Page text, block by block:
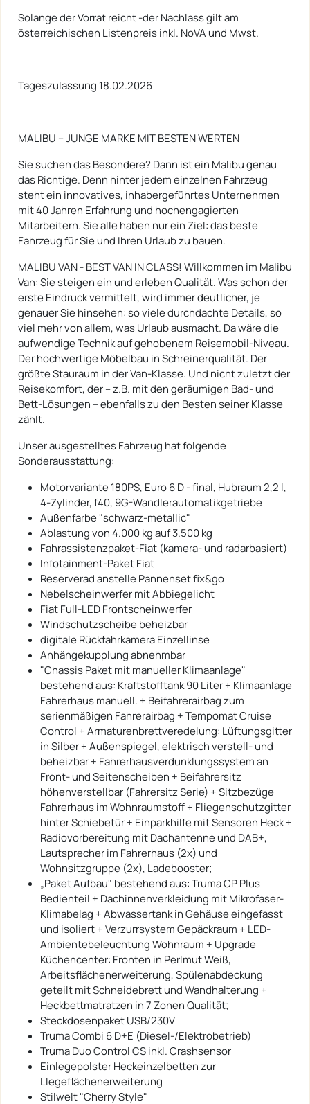
Solange der Vorrat reicht -der Nachlass gilt am
österreichischen Listenpreis inkl. NoVA und Mwst.
Tageszulassung 18.02.2026
MALIBU – JUNGE MARKE MIT BESTEN WERTEN
Sie suchen das Besondere? Dann ist ein Malibu genau
das Richtige. Denn hinter jedem einzelnen Fahrzeug
steht ein innovatives, inhabergeführtes Unternehmen
mit 40 Jahren Erfahrung und hochengagierten
Mitarbeitern. Sie alle haben nur ein Ziel: das beste
Fahrzeug für Sie und Ihren Urlaub zu bauen.
MALIBU VAN - BEST VAN IN CLASS! Willkommen im Malibu
Van: Sie steigen ein und erleben Qualität. Was schon der
erste Eindruck vermittelt, wird immer deutlicher, je
genauer Sie hinsehen: so viele durchdachte Details, so
viel mehr von allem, was Urlaub ausmacht. Da wäre die
aufwendige Technik auf gehobenem Reisemobil-Niveau.
Der hochwertige Möbelbau in Schreinerqualität. Der
größte Stauraum in der Van-Klasse. Und nicht zuletzt der
Reisekomfort, der – z.B. mit den geräumigen Bad- und
Bett-Lösungen – ebenfalls zu den Besten seiner Klasse
zählt.
Unser ausgestelltes Fahrzeug hat folgende
Sonderausstattung:
Motorvariante 180PS, Euro 6 D - final, Hubraum 2,2 l,
4-Zylinder, f40, 9G-Wandlerautomatikgetriebe
Außenfarbe "schwarz-metallic"
Ablastung von 4.000 kg auf 3.500 kg
Fahrassistenzpaket-Fiat (kamera- und radarbasiert)
Infotainment-Paket Fiat
Reserverad anstelle Pannenset fix&go
Nebelscheinwerfer mit Abbiegelicht
Fiat Full-LED Frontscheinwerfer
Windschutzscheibe beheizbar
digitale Rückfahrkamera Einzellinse
Anhängekupplung abnehmbar
"Chassis Paket mit manueller Klimaanlage"
bestehend aus: Kraftstofftank 90 Liter + Klimaanlage
Fahrerhaus manuell. + Beifahrerairbag zum
serienmäßigen Fahrerairbag + Tempomat Cruise
Control + Armaturenbrettveredelung: Lüftungsgitter
in Silber + Außenspiegel, elektrisch verstell- und
beheizbar + Fahrerhausverdunklungssystem an
Front- und Seitenscheiben + Beifahrersitz
höhenverstellbar (Fahrersitz Serie) + Sitzbezüge
Fahrerhaus im Wohnraumstoff + Fliegenschutzgitter
hinter Schiebetür + Einparkhilfe mit Sensoren Heck +
Radiovorbereitung mit Dachantenne und DAB+,
Lautsprecher im Fahrerhaus (2x) und
Wohnsitzgruppe (2x), Ladebooster;
„Paket Aufbau" bestehend aus: Truma CP Plus
Bedienteil + Dachinnenverkleidung mit Mikrofaser-
Klimabelag + Abwassertank in Gehäuse eingefasst
und isoliert + Verzurrsystem Gepäckraum + LED-
Ambientebeleuchtung Wohnraum + Upgrade
Küchencenter: Fronten in Perlmut Weiß,
Arbeitsflächenerweiterung, Spülenabdeckung
geteilt mit Schneidebrett und Wandhalterung +
Heckbettmatratzen in 7 Zonen Qualität;
Steckdosenpaket USB/230V
Truma Combi 6 D+E (Diesel-/Elektrobetrieb)
Truma Duo Control CS inkl. Crashsensor
Einlegepolster Heckeinzelbetten zur
LIegeflächenerweiterung
Stilwelt "Cherry Style"